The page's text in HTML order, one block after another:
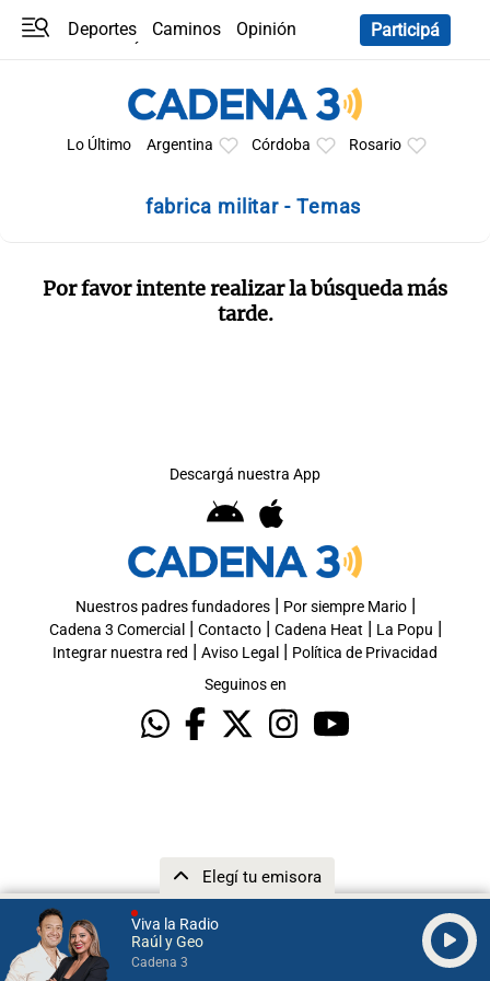
Viva la Radio
Raúl y Geo
Cadena 3
Elegí tu emisora
Deportes Caminos
Opinión
Participá
Lo Último Argentina Córdoba Rosario
fabrica militar - Temas
Por favor intente realizar la búsqueda más
tarde.
Descargá nuestra App
Nuestros padres fundadores| Por siempre Mario|
Cadena 3 Comercial | Contacto| Cadena Heat | La Popu |
Integrar nuestra red | Aviso Legal | Política de Privacidad
Seguinos en